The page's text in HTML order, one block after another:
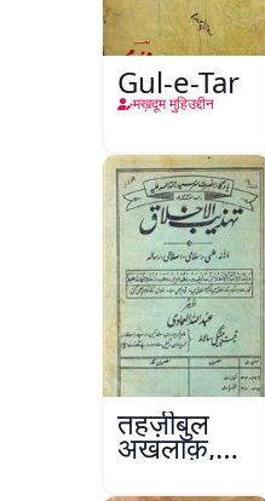
Gul-e-Tar
मख़दूम मुहिउद्दीन
तहज़ीबुल
अख़लाक़,
अमृतसर